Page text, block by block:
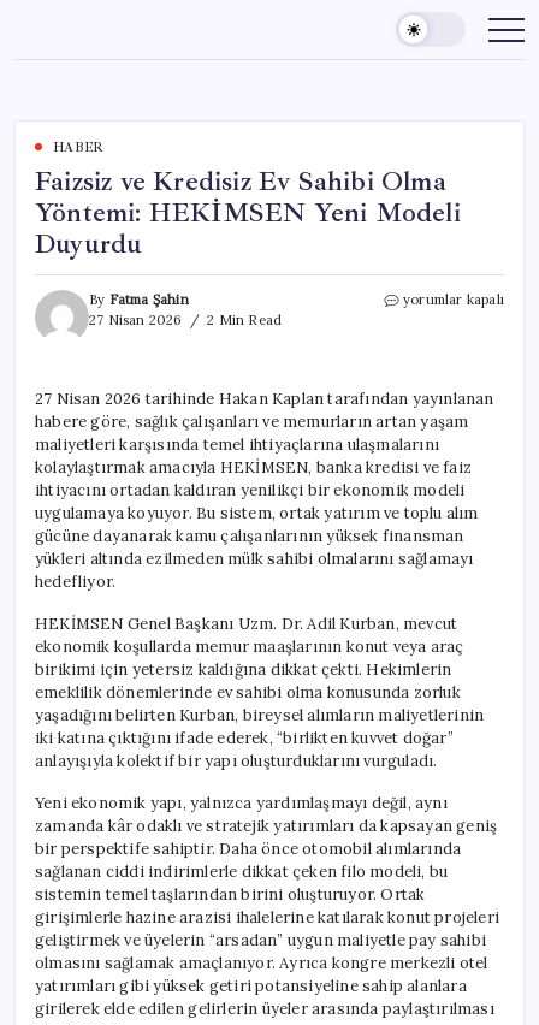
content
HABER
Faizsiz ve Kredisiz Ev Sahibi Olma
Yöntemi: HEKİMSEN Yeni Modeli
Duyurdu
By Fatma Şahin
27 Nisan 2026
2 Min Read
Faizsiz
Olma
Yöntemi:
HEKİMSEN
Yeni
Modeli
Duyurdu
için
yorumlar kapalı
27 Nisan 2026 tarihinde Hakan Kaplan tarafından yayınlanan
habere göre, sağlık çalışanları ve memurların artan yaşam
maliyetleri karşısında temel ihtiyaçlarına ulaşmalarını
kolaylaştırmak amacıyla HEKİMSEN, banka kredisi ve faiz
ihtiyacını ortadan kaldıran yenilikçi bir ekonomik modeli
uygulamaya koyuyor. Bu sistem, ortak yatırım ve toplu alım
gücüne dayanarak kamu çalışanlarının yüksek finansman
yükleri altında ezilmeden mülk sahibi olmalarını sağlamayı
hedefliyor.
HEKİMSEN Genel Başkanı Uzm. Dr. Adil Kurban, mevcut
ekonomik koşullarda memur maaşlarının konut veya araç
birikimi için yetersiz kaldığına dikkat çekti. Hekimlerin
emeklilik dönemlerinde ev sahibi olma konusunda zorluk
yaşadığını belirten Kurban, bireysel alımların maliyetlerinin
iki katına çıktığını ifade ederek, “birlikten kuvvet doğar”
anlayışıyla kolektif bir yapı oluşturduklarını vurguladı.
Yeni ekonomik yapı, yalnızca yardımlaşmayı değil, aynı
zamanda kâr odaklı ve stratejik yatırımları da kapsayan geniş
bir perspektife sahiptir. Daha önce otomobil alımlarında
sağlanan ciddi indirimlerle dikkat çeken filo modeli, bu
sistemin temel taşlarından birini oluşturuyor. Ortak
girişimlerle hazine arazisi ihalelerine katılarak konut projeleri
geliştirmek ve üyelerin “arsadan” uygun maliyetle pay sahibi
olmasını sağlamak amaçlanıyor. Ayrıca kongre merkezli otel
yatırımları gibi yüksek getiri potansiyeline sahip alanlara
girilerek elde edilen gelirlerin üyeler arasında paylaştırılması